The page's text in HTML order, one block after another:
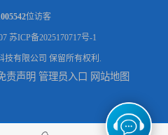
位访客
苏ICP备2025170717号-1
技有限公司 保留所有权利.
责声明 管理员入口 网站地图